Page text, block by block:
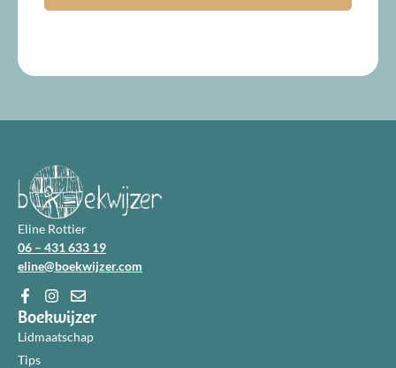
Eline Rottier
06 – 431 633 19
eline@boekwijzer.com
Boekwijzer
Lidmaatschap
Tips